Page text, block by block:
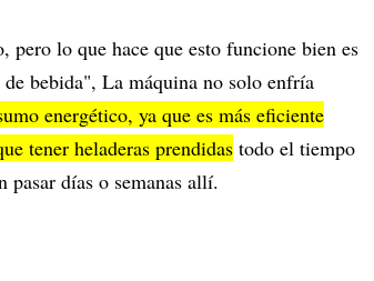
lo que hace que esto funcione bien es
bebida", La máquina no solo enfría
energético, ya que es más eficiente
tener heladeras prendidas todo el tiempo
pasar días o semanas allí.